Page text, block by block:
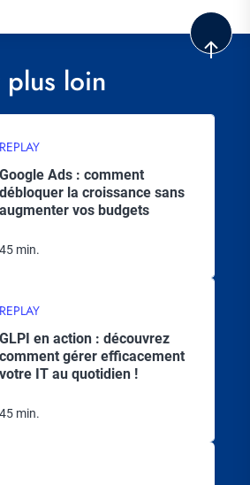
plus loin
REPLAY
Google Ads : comment
débloquer la croissance sans
augmenter vos budgets
45 min.
REPLAY
GLPI en action : découvrez
comment gérer efficacement
votre IT au quotidien !
45 min.